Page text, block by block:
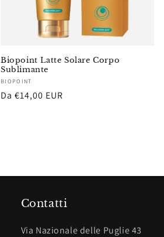
Biopoint Latte Solare Corpo
Sublimante
Fornitore:
BIOPOINT
Prezzo
Da €14,00 EUR
Contatti
Via Nazionale delle Puglie 43